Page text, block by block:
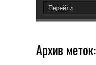
Архив меток: